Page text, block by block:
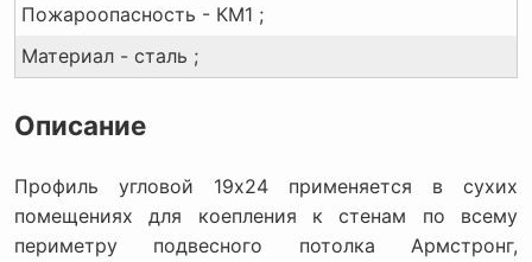
Пожароопасность - КМ1 ;
Материал - сталь ;
Описание
Профиль угловой 19х24 применяется в сухих
помещениях для коепления к стенам по всему
периметру подвесного потолка Армстронг,